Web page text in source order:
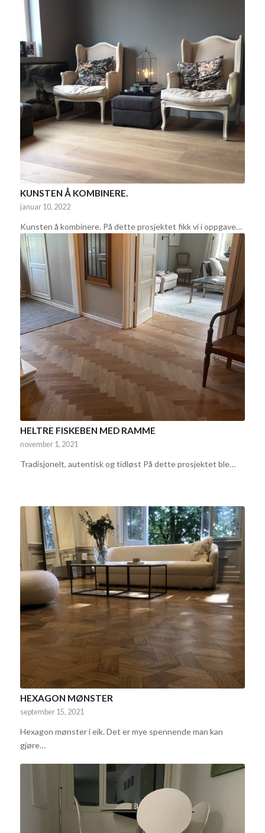
KUNSTEN Å KOMBINERE.
januar 10, 2022
Kunsten å kombinere. På dette prosjektet fikk vi i oppgave…
HELTRE FISKEBEN MED RAMME
november 1, 2021
Tradisjonelt, autentisk og tidløst På dette prosjektet ble…
HEXAGON MØNSTER
september 15, 2021
Hexagon mønster i eik. Det er mye spennende man kan
gjøre…